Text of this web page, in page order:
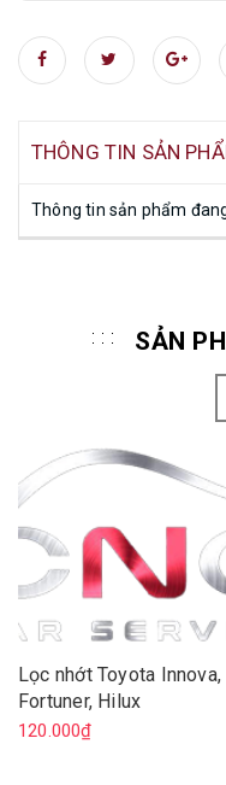
THÔNG TIN SẢN
Thông tin sản phẩm
SẢN
Lọc nhớt Toyota Innova,
Fortuner, Hilux
120.000₫